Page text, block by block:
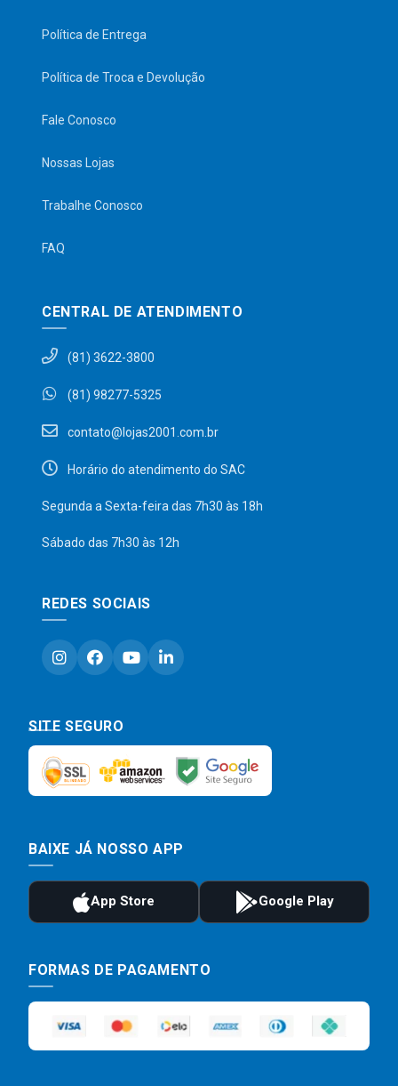
Política de Entrega
Política de Troca e Devolução
Fale Conosco
Nossas Lojas
Trabalhe Conosco
FAQ
CENTRAL DE ATENDIMENTO
(81) 3622-3800
(81) 98277-5325
contato@lojas2001.com.br
Horário do atendimento do SAC
Segunda a Sexta-feira das 7h30 às 18h
Sábado das 7h30 às 12h
REDES SOCIAIS
SITE SEGURO
BAIXE JÁ NOSSO APP
FORMAS DE PAGAMENTO